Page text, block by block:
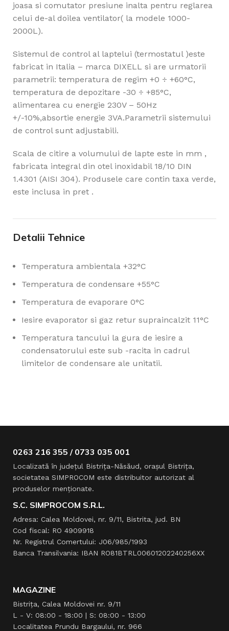
joasa si comutator presiune inalta pentru reglarea
celui de-al doilea ventilator( la modele 1000-
2000L).
Sistemul de control al laptelui (termostatul )este
fabricat in Italia – marca DIXELL si are urmatorii
parametrii: temperatura de regim +0 ÷ +60°C,
temperatura de depozitare -30 ÷ +85°C,
alimentarea cu energie 230V – 50Hz
+/-10%,absortie energie 3VA.Parametrii sistemului
de control sunt adjustabili.
Scala de citire a volumului de lapte este in mm ,
fabricata integral din otel inoxidabil 18/10 DIN
1.4301 (AISI 304). Produsele care contin taxa verde,
este inclusa in pret .
Detalii Tehnice
Temperatura ambientala +32°C
Temperatura de condensare +55°C
Temperatura de evaporare 0°C
Iesire evaporator si gaz retur supraincalzit 11°C
Temperatura tancului la gura de iesire a
condensatorului este sub -racita in cadrul
limitelor de condensare ale unitatii.
0263 216 355 / 0733 035 001
Localizată în judeţul Bistriţa-Năsăud, oraşul Bistriţa,
societatea SIMPROCOM este distribuitor autorizat al
produselor menţionate.
S.C. SIMPROCOM S.R.L.
Adresa: Calea Moldovei, nr. 9/11, Bistrita, jud. BN
Cod fiscal: RO 4909918
Nr. Registrul Comertului: J06/985/1993
Banca Transilvania: IBAN RO81BTRL00601202240256XX
MAGAZINE
Bistrița, Calea Moldovei nr. 9/11
L - V: 08:00 - 18:00 | S: 08:00 - 13:00
Localitatea Prundu Bargaului, nr. 966